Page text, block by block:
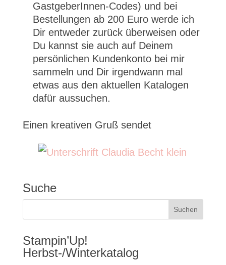
GastgeberInnen-Codes) und bei
Bestellungen ab 200 Euro werde ich
Dir entweder zurück überweisen oder
Du kannst sie auch auf Deinem
persönlichen Kundenkonto bei mir
sammeln und Dir irgendwann mal
etwas aus den aktuellen Katalogen
dafür aussuchen.
Einen kreativen Gruß sendet
Suche
Stampin’Up!
Herbst-/Winterkatalog